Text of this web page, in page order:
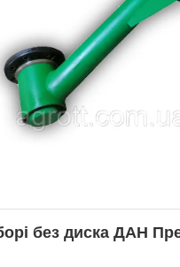
без диска ДАН